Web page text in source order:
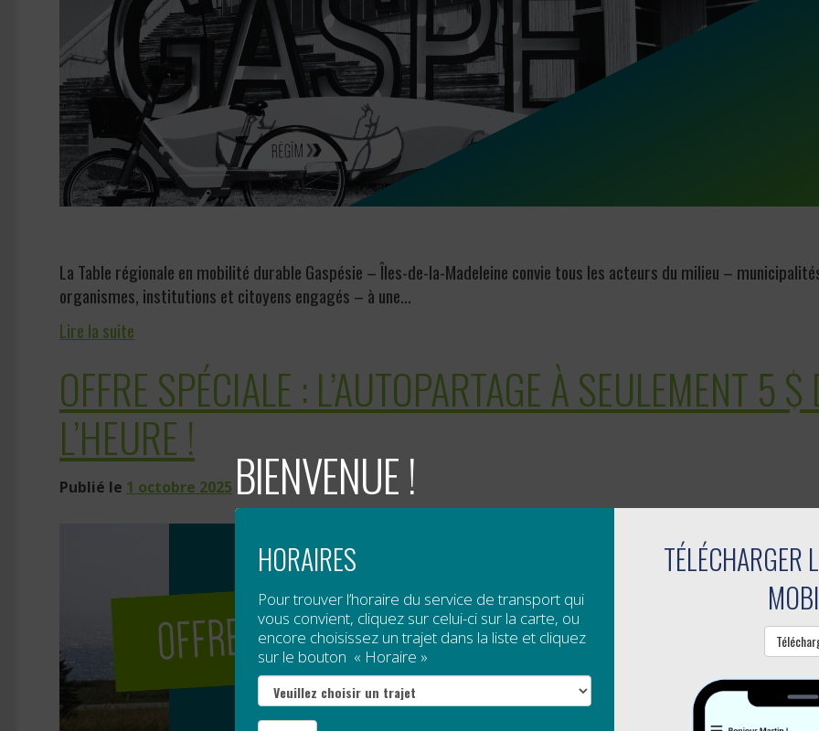
La Table régionale en mobilité durable Gaspésie – Îles-de-la-Madeleine convie tous les acteurs du milieu –
organismes, institutions et citoyens engagés – à une...
Lire la suite
OFFRE SPÉCIALE : L’AUTOPARTAGE À SEULEMENT 5 $
L’HEURE !
Publié le 1 octobre 2025 BIENVENUE !
HORAIRES
Pour trouver l’horaire du service de transport qui
vous convient, cliquez sur celui-ci sur la carte, ou
encore choisissez un trajet dans la liste et cliquez
sur le bouton « Horaire »
TÉLÉCHARGER